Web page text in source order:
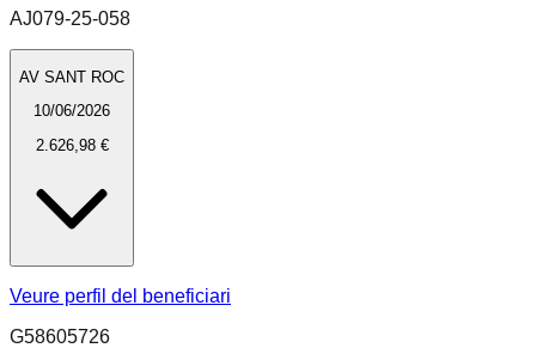
AJ079-25-058
AV SANT ROC
10/06/2026
2.626,98 €
Veure perfil del beneficiari
G58605726